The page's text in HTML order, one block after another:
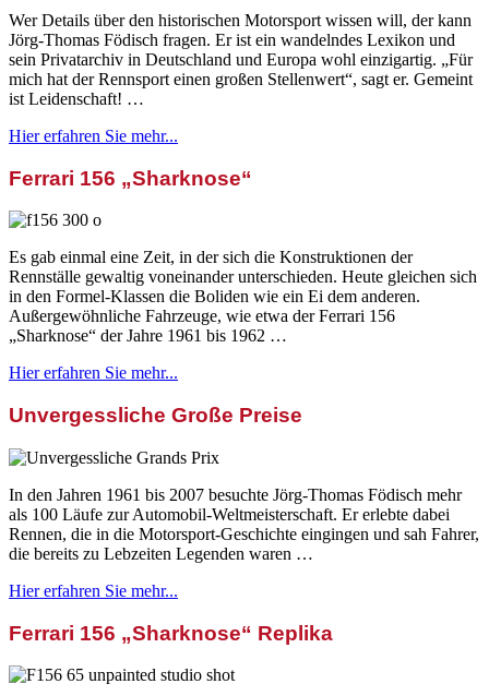
Wer Details über den historischen Motorsport wissen will, der kann
Jörg-Thomas Födisch fragen. Er ist ein wandelndes Lexikon und
sein Privatarchiv in Deutschland und Europa wohl einzigartig. „Für
mich hat der Rennsport einen großen Stellenwert“, sagt er. Gemeint
ist Leidenschaft! …
Hier erfahren Sie mehr...
Ferrari 156 „Sharknose“
Es gab einmal eine Zeit, in der sich die Konstruktionen der
Rennställe gewaltig voneinander unterschieden. Heute gleichen sich
in den Formel-Klassen die Boliden wie ein Ei dem anderen.
Außergewöhnliche Fahrzeuge, wie etwa der Ferrari 156
„Sharknose“ der Jahre 1961 bis 1962 …
Hier erfahren Sie mehr...
Unvergessliche Große Preise
In den Jahren 1961 bis 2007 besuchte Jörg-Thomas Födisch mehr
als 100 Läufe zur Automobil-Weltmeisterschaft. Er erlebte dabei
Rennen, die in die Motorsport-Geschichte eingingen und sah Fahrer,
die bereits zu Lebzeiten Legenden waren …
Hier erfahren Sie mehr...
Ferrari 156 „Sharknose“ Replika